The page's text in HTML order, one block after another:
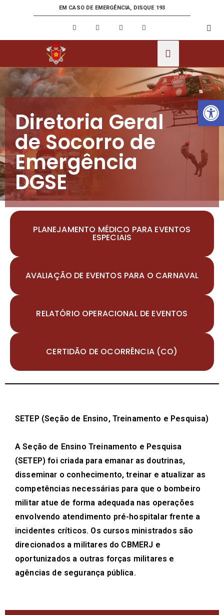
EM CASO DE EMERGÊNCIA, DISQUE 193
Diretoria Geral
de Socorro de
Emergência
DGSE
PLANEJAMENTO MÉDICO PARA EVENTOS
ESPECIAIS
AVALIAÇÃO DE EVENTOS PARA O CARNAVAL
RELATÓRIO OPERACIONAL DE EVENTOS
CERTIDÃO DE OCORRÊNCIA (CO)
SETEP (Seção de Ensino, Treinamento e Pesquisa)
A Seção de Ensino Treinamento e Pesquisa
(SETEP) foi criada para emanar as doutrinas,
disseminar o conhecimento, treinar e atualizar as
competências necessárias para que o bombeiro
militar atue de forma adequada nas operações
envolvendo atendimento pré-hospitalar frente a
incidentes críticos. Os cursos ministrados são
direcionados a militares do CBMERJ e
oportunizados a outras forças militares e
agências de segurança pública.